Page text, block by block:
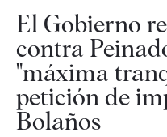
El Gobierno
contra
"máxima
petición de
Bolaños